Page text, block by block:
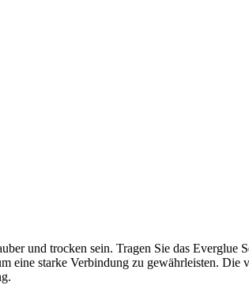
und trocken sein. Tragen Sie das Everglue
eine starke Verbindung zu gewährleisten.